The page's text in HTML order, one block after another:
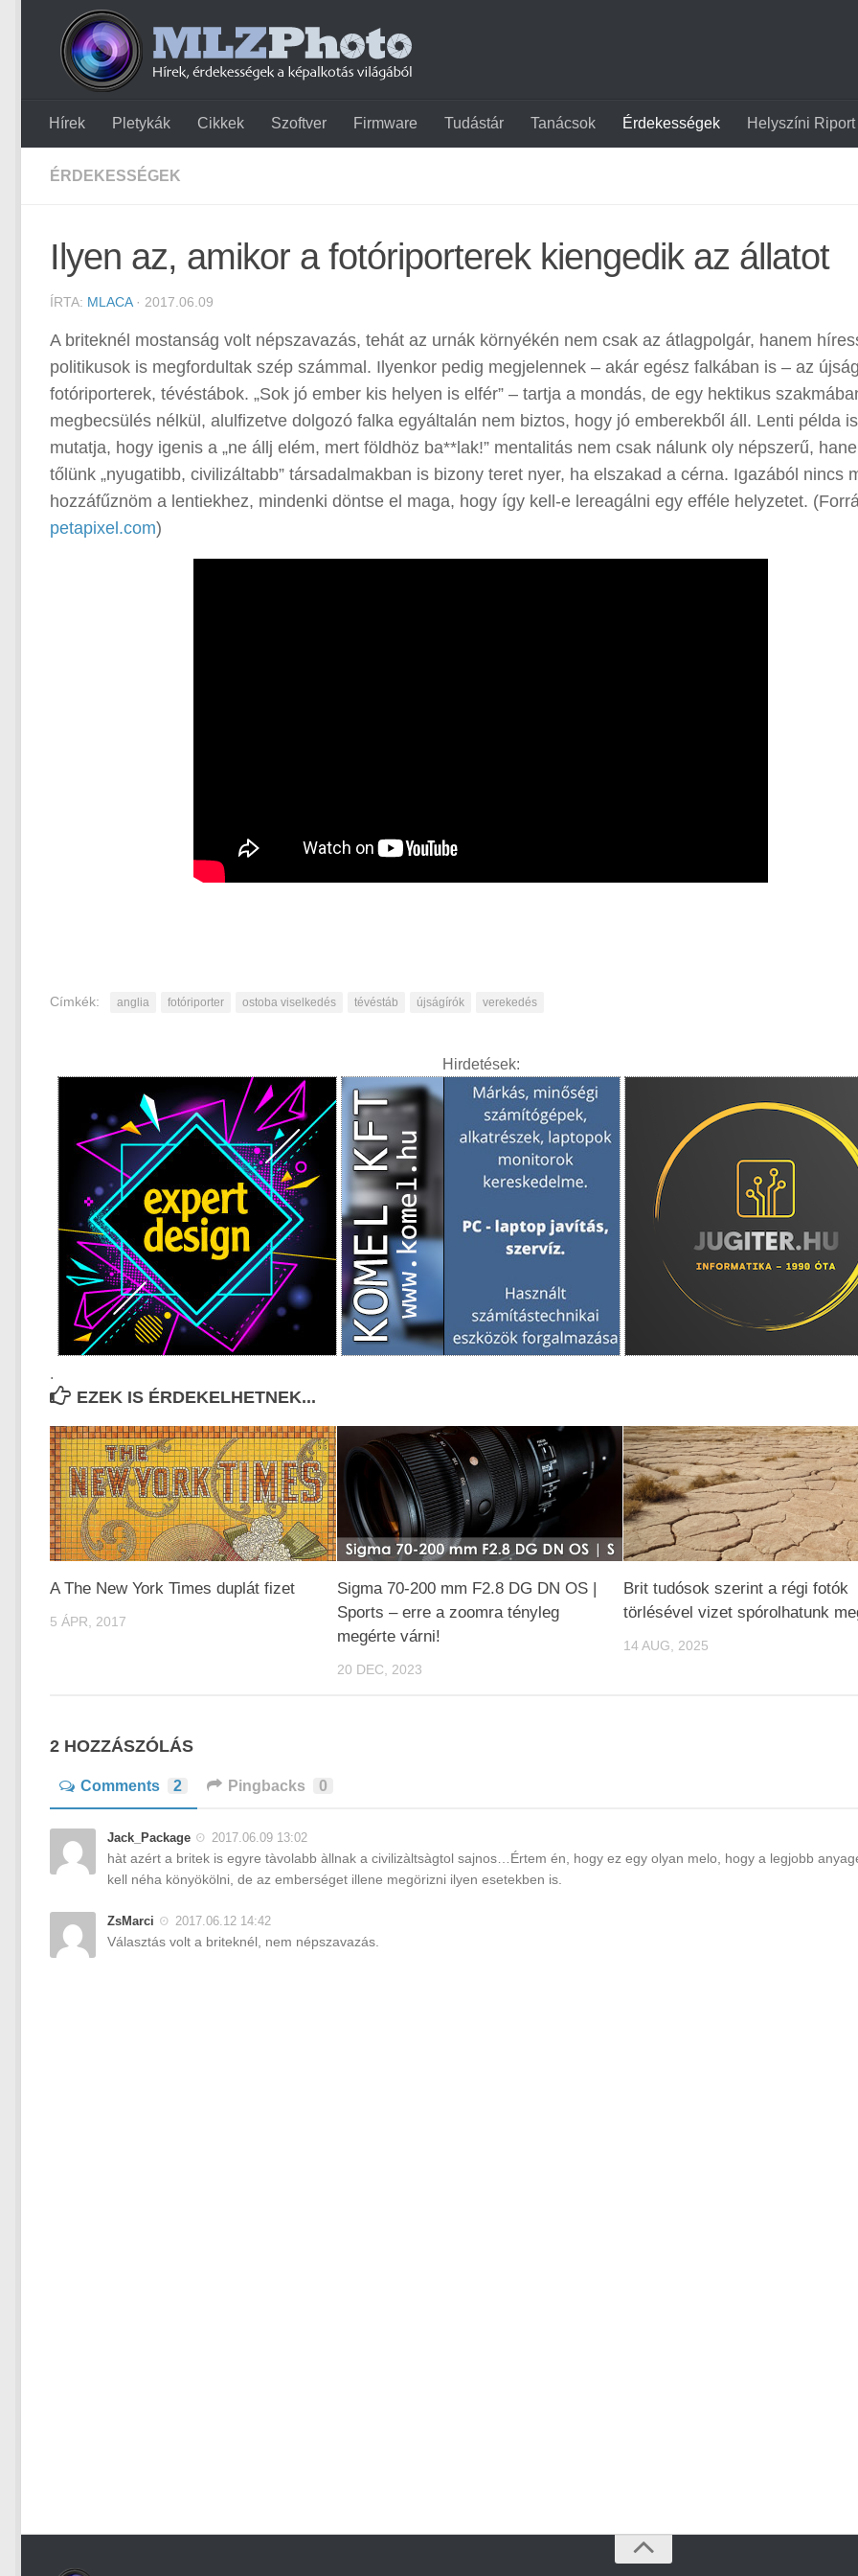
Hírek Pletykák Cikkek Szoftver Firmware Tudástár Tanácsok Érdekességek Helyszíni Riport
ÉRDEKESSÉGEK
Ilyen az, amikor a fotóriporterek kiengedik az állatot
ÍRTA: MLACA· 2017.06.09
A briteknél mostanság volt népszavazás, tehát az urnák környékén nem csak az átlagpolgár, hanem
politikusok is megfordultak szép számmal. Ilyenkor pedig megjelennek – akár egész falkában is – az
fotóriporterek, tévéstábok. „Sok jó ember kis helyen is elfér” – tartja a mondás, de egy hektikus
megbecsülés nélkül, alulfizetve dolgozó falka egyáltalán nem biztos, hogy jó emberekből áll. Lenti példa
mutatja, hogy igenis a „ne állj elém, mert földhöz ba**lak!” mentalitás nem csak nálunk oly népszerű,
tőlünk „nyugatibb, civilizáltabb” társadalmakban is bizony teret nyer, ha elszakad a cérna. Igazából nincs
hozzáfűznöm a lentiekhez, mindenki döntse el maga, hogy így kell-e lereagálni egy efféle helyzetet.
petapixel.com)
Címkék: anglia fotóriporter ostoba viselkedés tévéstáb újságírók verekedés
Hirdetések:
.
EZEK IS ÉRDEKELHETNEK...
A The New York Times duplát fizet
5 ÁPR, 2017
Sigma 70-200 mm F2.8 DG DN OS |
Sports – erre a zoomra tényleg
megérte várni!
20 DEC, 2023
Brit tudósok szerint a régi fotók
törlésével vizet spórolhatunk
14 AUG, 2025
2 HOZZÁSZÓLÁS
Comments 2 Pingbacks 0
Jack_Package 2017.06.09 13:02
hàt azért a britek is egyre tàvolabb àllnak a civilizàltsàgtol sajnos…Értem én, hogy ez egy olyan melo, hogy a legjobb
kell néha könyökölni, de az emberséget illene megörizni ilyen esetekben is.
ZsMarci 2017.06.12 14:42
Választás volt a briteknél, nem népszavazás.